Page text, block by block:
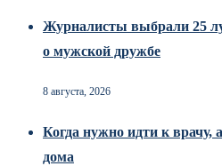
Журналисты выбрали 25
о мужской дружбе
8 августа, 2026
Когда нужно идти к врачу,
дома